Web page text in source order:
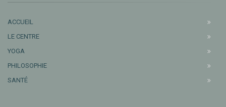
ACCUEIL
LE CENTRE
YOGA
PHILOSOPHIE
SANTÉ